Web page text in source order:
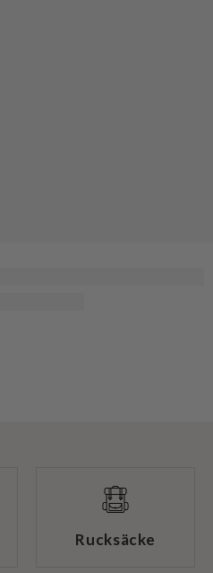
Rucksäcke